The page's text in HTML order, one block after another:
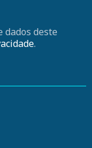
dados deste
.